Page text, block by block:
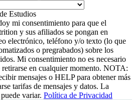
mi consentimiento para que el
y sus afiliados se pongan en
electrónico, teléfono y/o texto (lo que
o pregrabados) sobre los
Mi consentimiento no es necesario
en cualquier momento. NOTA:
mensajes o HELP para obtener más
tarifas de mensajes y datos. La
variar. Política de Privacidad